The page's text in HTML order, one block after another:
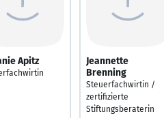
Apitz
Jeannette
Brenning
Steuerfachwirtin /
zertifizierte
Stiftungsberaterin